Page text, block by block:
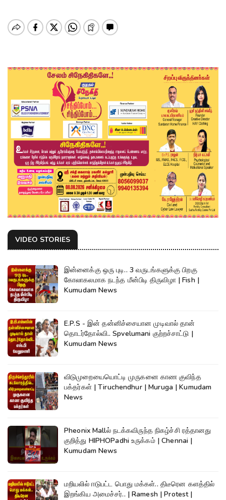
VIDEO STORIES
இன்னைக்கு ஒரு புடி.. 3 வருடங்களுக்கு பிறகு
கோலாகலமாக நடந்த மீன்பிடி திருவிழா | Fish |
Kumudam News
E.P.S - இன் தன்னிச்சையான முடிவால் தான்
தொடர்தோல்வி.. Spvelumani குற்றச்சாட்டு |
Kumudam News
விடுமுறையையொட்டி முருகனை காண குவிந்த
பக்தர்கள் | Tiruchendhur | Muruga | Kumudam
News
Pheonix Mallல் நடக்கவிருந்த நிகழ்ச்சி ரத்தானது
குறித்து HIPHOPadhi உருக்கம் | Chennai |
Kumudam News
மறியலில் ஈடுபட்ட பொது மக்கள்.. திடீரென களத்தில்
இறங்கிய அமைச்சர்.. | Ramesh | Protest |